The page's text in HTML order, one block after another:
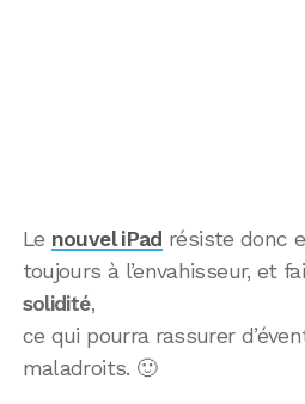
Le nouvel iPad résiste donc
toujours à l’envahisseur, et
solidité,
ce qui pourra rassurer
maladroits. 🙂